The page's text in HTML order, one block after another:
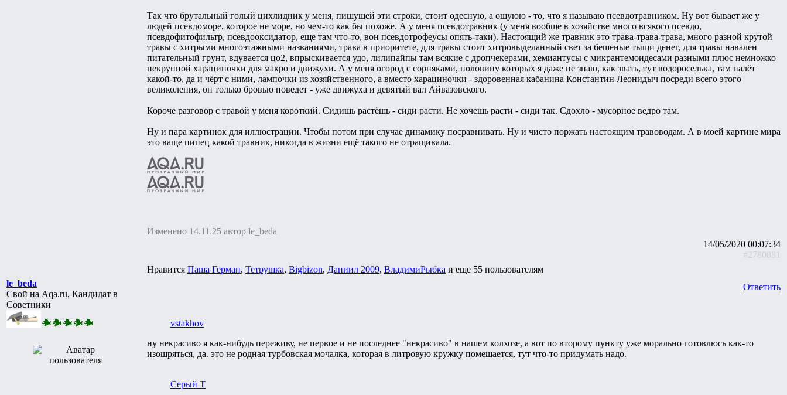
Так что брутальный голый цихлидник у меня, пишущей эти строки, стоит одесную, а ошуюю - то, что я называю псевдотравником. Ну вот бывает же у
людей псевдоморе, которое не море, но чем-то как бы похоже. А у меня псевдотравник (у меня вообще в хозяйстве много всякого псевдо,
псевдофитофильтр, псевдооксидатор, еще там что-то, вон псевдотрофеусы опять-таки). Настоящий же травник это трава-трава-трава, много разной крутой
травы с хитрыми многоэтажными названиями, трава в приоритете, для травы стоит хитровыделанный свет за бешеные тыщи денег, для травы навален
питательный грунт, вдувается цо2, впрыскивается удо, лилипайпы там всякие с дропчекерами, хемиантусы с микрантемоидесами разными плюс немножко
некрупной харациночки для макро и движухи. А у меня огород с сорняками, половину которых я даже не знаю, как звать, тут водороселька, там налёт
какой-то, да и чёрт с ними, лампочки из хозяйственного, а вместо харациночки - здоровенная кабанина Константин Леонидыч посреди всего этого
великолепия, он только бровью поведет - уже движуха и девятый вал Айвазовского.
Короче разговор с травой у меня короткий. Сидишь растёшь - сиди расти. Не хочешь расти - сиди так. Сдохло - мусорное ведро там.
Ну и пара картинок для иллюстрации. Чтобы потом при случае динамику посравнивать. Ну и чисто поржать настоящим травоводам. А в моей картине мира
это ваще пипец какой травник, никогда в жизни ещё такого не отращивала.
Изменено 14.11.25 автор le_beda
14/05/2020 00:07:34
#2780881
Нравится Паша Герман, Тетрушка, Bigbizon, Даниил 2009, ВладимиРыбка и еще 55 пользователям
le_beda
Свой на Aqa.ru, Кандидат в
Советники
Ответить
vstakhov
ну некрасиво я как-нибудь переживу, не первое и не последнее "некрасиво" в нашем колхозе, а вот по второму пункту уже морально готовлюсь как-то
изощряться, да. это не родная турбовская мочалка, которая в литровую кружку помещается, тут что-то придумать надо.
Серый Т